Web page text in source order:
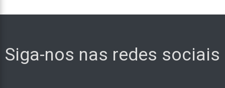
Siga-nos nas redes sociais